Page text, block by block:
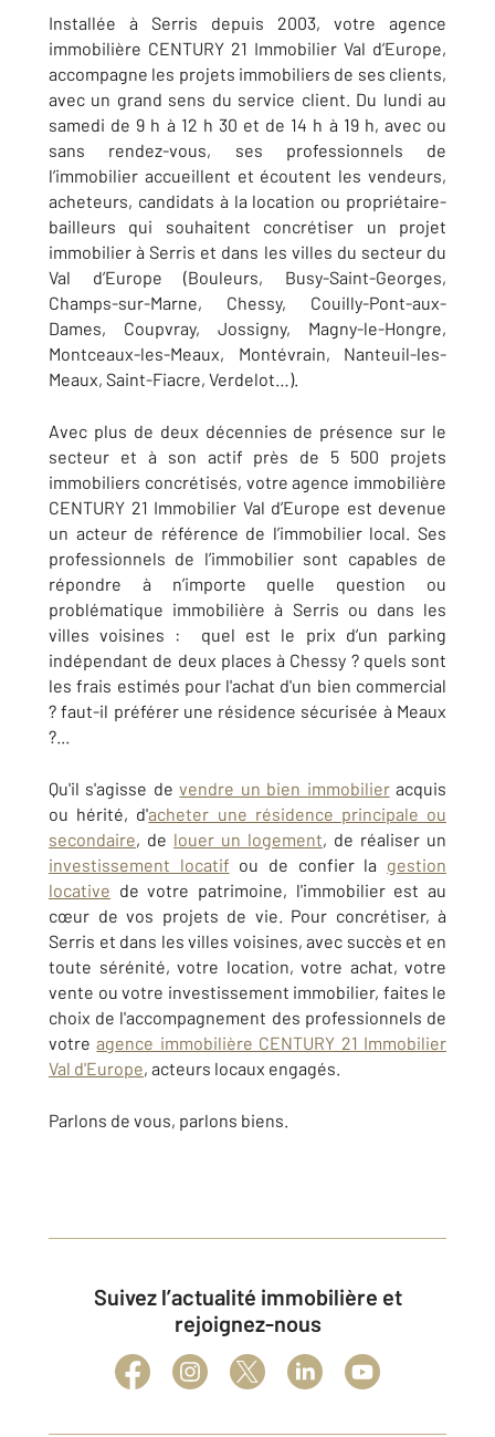
Installée à Serris depuis 2003,
votre agence
immobilière CENTURY 21 Immobilier Val d’Europe,
accompagne les projets immobiliers de ses clients,
avec un grand sens du service client. Du lundi au
samedi de 9 h à 12 h 30 et de 14 h à 19 h, avec ou
sans rendez-vous, ses professionnels de
l’immobilier accueillent et écoutent les vendeurs,
acheteurs, candidats à la location ou propriétaire-
bailleurs qui souhaitent concrétiser un projet
immobilier à Serris et dans les villes du secteur du
Val d’Europe (Bouleurs, Busy-Saint-Georges,
Champs-sur-Marne, Chessy, Couilly-Pont-aux-
Dames, Coupvray, Jossigny, Magny-le-Hongre,
Montceaux-les-Meaux, Montévrain, Nanteuil-les-
Meaux, Saint-Fiacre, Verdelot…).
Avec plus de deux décennies de présence sur le
secteur et à son actif près de 5 500 projets
immobiliers concrétisés, votre agence immobilière
CENTURY 21 Immobilier Val d’Europe est devenue
un acteur de référence de l’immobilier local. Ses
professionnels de l’immobilier sont capables de
répondre à n’importe quelle question ou
problématique immobilière à Serris ou dans les
villes voisines :
quel est le prix d’un parking
indépendant de deux places à Chessy ? quels sont
les frais estimés pour l'achat d'un bien commercial
? faut-il préférer une résidence sécurisée à Meaux
?...
Qu'il s'agisse devendre un bien immobilieracquis
ou hérité, d'acheter une résidence principale ou
secondaire, de louer un logement, de réaliser un
investissement locatif ou de confier la gestion
locative de votre patrimoine, l'immobilier est au
cœur de vos projets de vie. Pour concrétiser, à
Serris et dans les villes voisines, avec succès et en
toute sérénité, votre location, votre achat, votre
vente ou votre investissement immobilier, faites le
choix de l'accompagnement des professionnels de
votreagence immobilière CENTURY 21 Immobilier
Val d'Europe, acteurs locaux engagés.
Parlons de vous, parlons biens.
Suivez l’actualité immobilière et
rejoignez-nous